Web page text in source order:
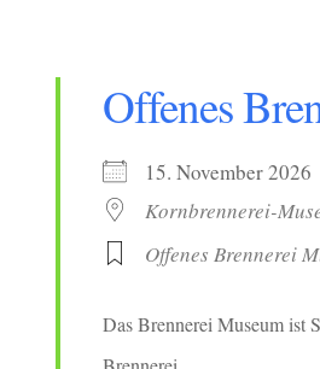
Offenes
15. November
Kornbrennerei-
Offenes Brennerei
Das Brennerei Museum ist